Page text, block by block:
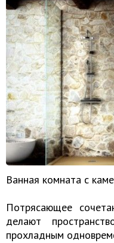
Ванная комната с
Потрясающее
делают
прохладным